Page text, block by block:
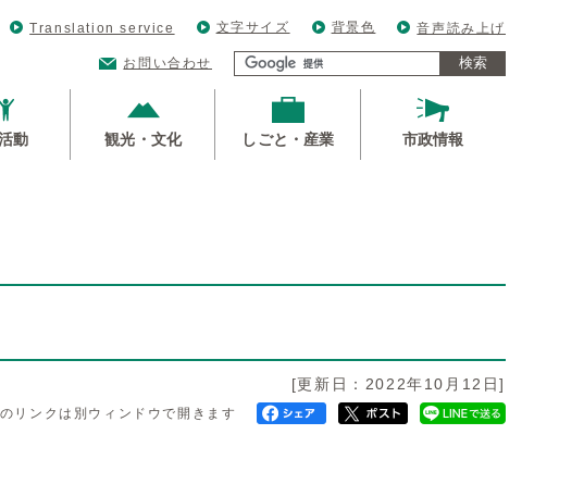
Translation service 文字サイズ 背景色 音声読み上げ
お問い合わせ 検索
動 観光・文化 しごと・産業 市政情報
[更新日：2022年10月12日]
リンクは別ウィンドウで開きます